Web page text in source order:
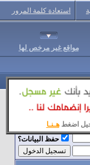
اضغط هـنـا
استعادة كلمة المرور
مواقع غير مرخص لها
حفظ البيانات؟